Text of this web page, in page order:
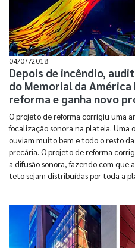
04/07/2018
Depois de incêndio,
do Memorial da
reforma e ganha novo
O projeto de reforma corrigiu uma
focalização sonora na plateia. Uma
ouviam muito bem e todo o resto
precária. O projeto de reforma
a difusão sonora, fazendo com que
teto sejam distribuídas por toda a